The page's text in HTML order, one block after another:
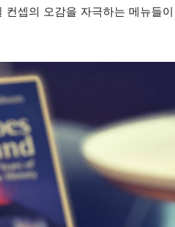
셉의 오감을 자극하는 메뉴들이